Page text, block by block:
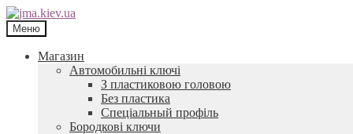
Перейти
до
навігації
Перейти
до
контенту
Меню
Магазин
Автомобильні ключі
З пластиковою головою
Без пластика
Спеціальный профіль
Бородкові ключи